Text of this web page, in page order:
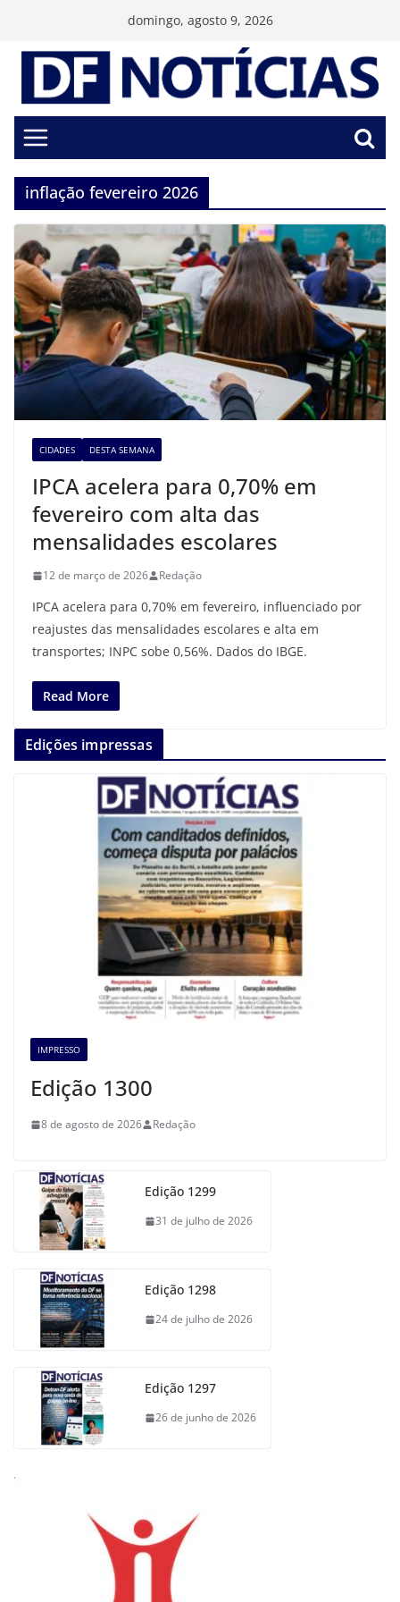
conteúdo
domingo, agosto 9, 2026
inflação fevereiro 2026
CIDADES DESTA SEMANA
IPCA acelera para 0,70% em
fevereiro com alta das
mensalidades escolares
12 de março de 2026 Redação
IPCA acelera para 0,70% em fevereiro, influenciado por
reajustes das mensalidades escolares e alta em
transportes; INPC sobe 0,56%. Dados do IBGE.
Read More
Edições impressas
IMPRESSO
Edição 1300
8 de agosto de 2026 Redação
Edição 1299
31 de julho de 2026
Edição 1298
24 de julho de 2026
Edição 1297
26 de junho de 2026